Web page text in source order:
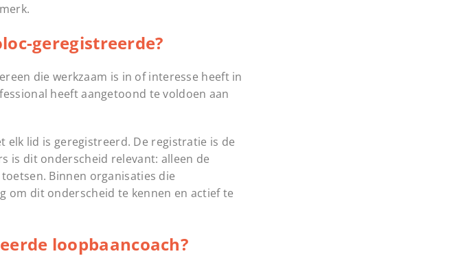
geregistreerde?
die werkzaam is in of interesse heeft in
heeft aangetoond te voldoen aan
elk lid is geregistreerd. De registratie is de
is dit onderscheid relevant: alleen de
Binnen organisaties die
om dit onderscheid te kennen en actief te
loopbaancoach?